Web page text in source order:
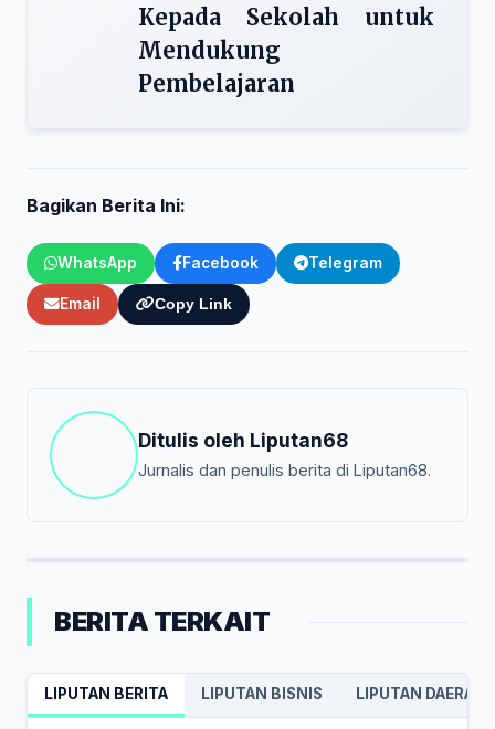
Kepada Sekolah untuk
Mendukung
Pembelajaran
Bagikan Berita Ini:
WhatsApp Facebook Telegram
Email Copy Link
Ditulis oleh Liputan68
Jurnalis dan penulis berita di Liputan68.
BERITA TERKAIT
LIPUTAN BERITA LIPUTAN BISNIS LIPUTAN DAERAH